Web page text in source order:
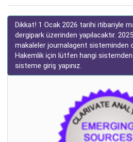
Dikkat! 1 Ocak 2026 tarihi itibariyle
dergipark üzerinden yapılacaktır.
makaleler journalagent sisteminden
Hakemlik için lütfen hangi
sisteme giriş yapınız.